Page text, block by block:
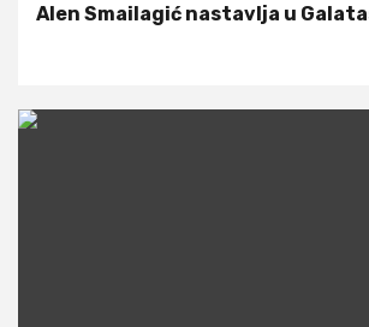
Alen Smailagić nastavlja u